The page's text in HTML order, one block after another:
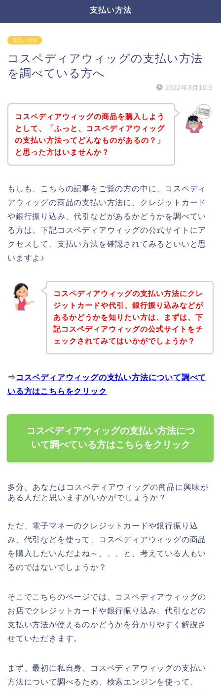
支払い方法
支払い方法
コスペディアウィッグの支払い方法
を調べている方へ
2022年3月10日
コスペディアウィッグの商品を購入しよう
として、「ふっと、コスペディアウィッグ
の支払い方法ってどんなものがあるの？」
と思った方はいませんか？
もしも、こちらの記事をご覧の方の中に、コスペディ
アウィッグの商品の支払い方法に、クレジットカード
や銀行振り込み、代引などがあるかどうかを調べてい
る方は、下記コスペディアウィッグの公式サイトにア
クセスして、支払い方法を確認されてみるといいと思
いますよ♪
コスペディアウィッグの支払い方法にクレ
ジットカードや代引、銀行振り込みなどが
あるかどうかを知りたい方は、まずは、下
記コスペディアウィッグの公式サイトをチ
ェックされてみてはいかがでしょうか？
⇒ コスペディアウィッグの支払い方法について調べて
いる方はこちらをクリック
コスペディアウィッグの支払い方法につ
いて調べている方はこちらをクリック
多分、あなたはコスペディアウィッグの商品に興味が
ある人だと思いますがいかがでしょうか？
ただ、電子マネーのクレジットカードや銀行振り込
み、代引などを使って、コスペディアウィッグの商品
を購入したいんだよね～、、、と、考えている人もい
るのではないでしょうか？
そこでこちらのページでは、コスペディアウィッグの
お店でクレジットカードや銀行振り込み、代引などの
支払い方法が使えるのかどうかを分かりやすく解説さ
せていただきます。
まず、最初に私自身、コスペディアウィッグの支払い
方法について調べるため、検索エンジンを使って、